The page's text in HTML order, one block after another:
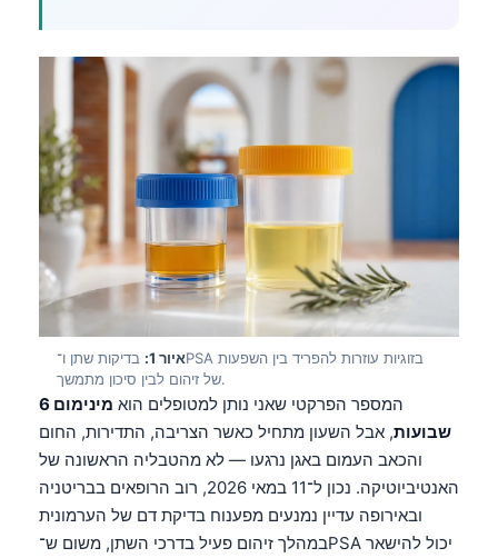
איור 1:
בדיקות שתן ו־PSA בזוגיות עוזרות להפריד בין השפעות
של זיהום לבין סיכון מתמשך.
המספר הפרקטי שאני נותן למטופלים הוא
מינימום 6
שבועות, אבל השעון מתחיל כאשר הצריבה, התדירות, החום
והכאב העמום באגן נרגעו — לא מהטבליה הראשונה של
האנטיביוטיקה. נכון ל־11 במאי 2026, רוב הרופאים בבריטניה
ובאירופה עדיין נמנעים מפענוח בדיקת דם של הערמונית
במהלך זיהום פעיל בדרכי השתן, משום ש־PSA יכול להישאר